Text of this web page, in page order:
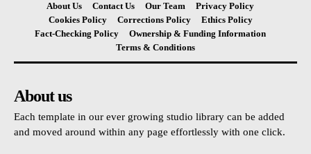
About Us Contact Us Our Team
Privacy Policy
Cookies Policy
Corrections Policy
Ethics Policy
Fact-Checking Policy
Ownership & Funding Information
Terms & Conditions
About us
Each template in our ever growing studio library can be added
and moved around within any page effortlessly with one click.